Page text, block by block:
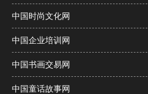
中国时尚文化网
中国企业培训网
中国书画交易网
中国童话故事网